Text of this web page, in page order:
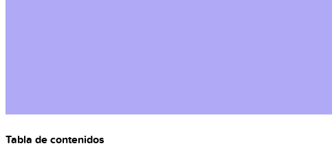
Tabla de contenidos